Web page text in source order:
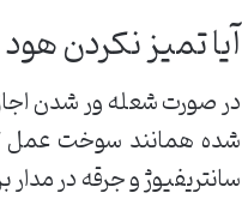
آیا تمیز نکردن
در صورت شعله ور شدن
شده همانند سوخت عمل
سانتریفیوژ و جرقه در